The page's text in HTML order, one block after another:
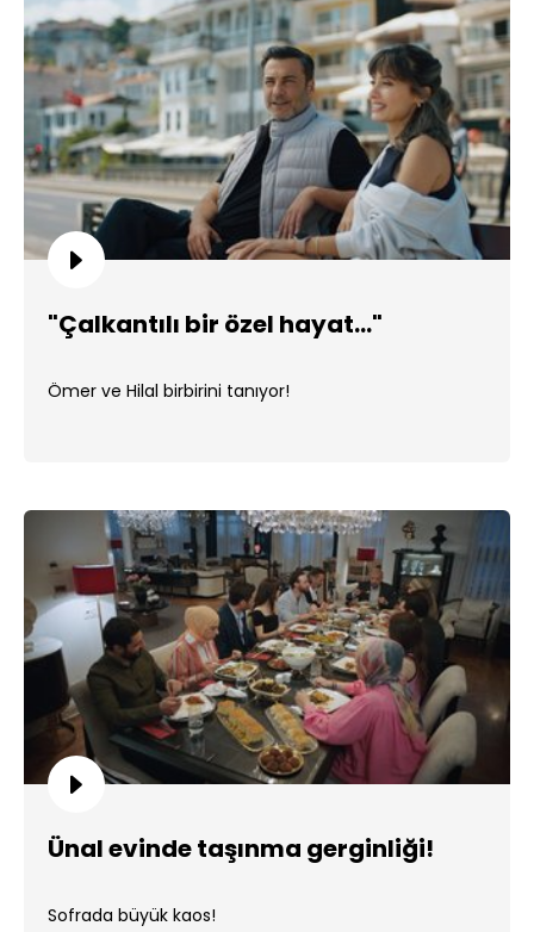
"Çalkantılı bir özel hayat..."
Ömer ve Hilal birbirini tanıyor!
Ünal evinde taşınma gerginliği!
Sofrada büyük kaos!